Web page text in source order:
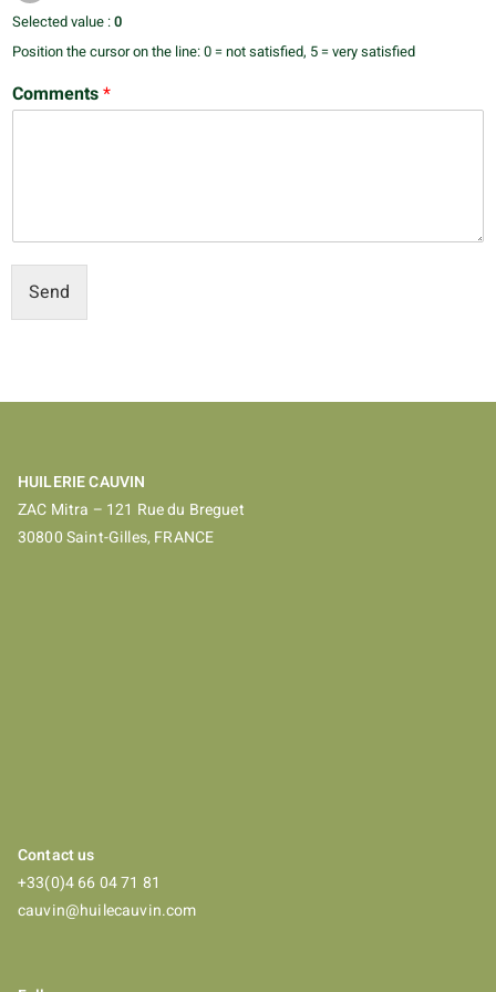
Selected value :0
Position the cursor on the line: 0 = not satisfied, 5 = very satisfied
Comments*
Send
HUILERIE CAUVIN
ZAC Mitra – 121 Rue du Breguet
30800 Saint-Gilles, FRANCE
Contact us
+33(0)4 66 04 71 81
cauvin@huilecauvin.com